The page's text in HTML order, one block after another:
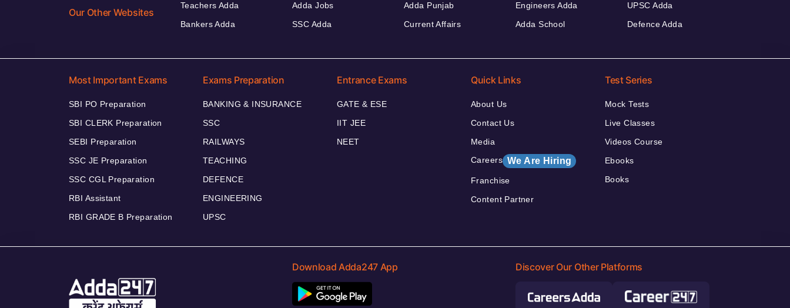
Our Other Websites
Teachers Adda
Bankers Adda
Adda Jobs
SSC Adda
Adda Punjab
Current Affairs
Engineers Adda
Adda School
UPSC Adda
Defence Adda
Most Important Exams
SBI PO Preparation
SBI CLERK Preparation
SEBI Preparation
SSC JE Preparation
SSC CGL Preparation
RBI Assistant
RBI GRADE B Preparation
Exams Preparation
BANKING & INSURANCE
SSC
RAILWAYS
TEACHING
DEFENCE
ENGINEERING
UPSC
Entrance Exams
GATE & ESE
IIT JEE
NEET
Quick Links
About Us
Contact Us
Media
Careers We Are Hiring
Franchise
Content Partner
Test Series
Mock Tests
Live Classes
Videos Course
Ebooks
Books
Download Adda247 App Discover Our Other Platforms